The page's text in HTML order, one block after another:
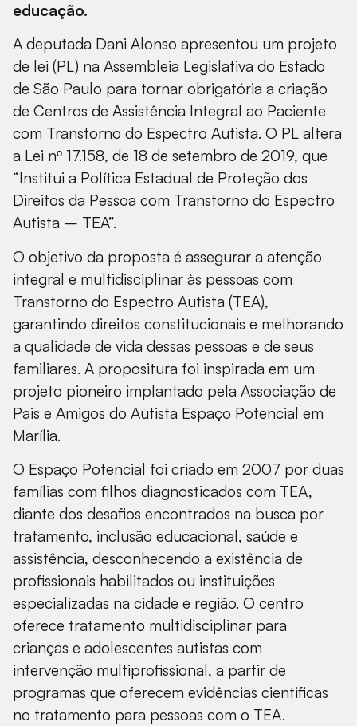
educação.
A deputada Dani Alonso apresentou um projeto
de lei (PL) na Assembleia Legislativa do Estado
de São Paulo para tornar obrigatória a criação
de Centros de Assistência Integral ao Paciente
com Transtorno do Espectro Autista. O PL altera
a Lei nº 17.158, de 18 de setembro de 2019, que
“Institui a Política Estadual de Proteção dos
Direitos da Pessoa com Transtorno do Espectro
Autista – TEA”.
O objetivo da proposta é assegurar a atenção
integral e multidisciplinar às pessoas com
Transtorno do Espectro Autista (TEA),
garantindo direitos constitucionais e melhorando
a qualidade de vida dessas pessoas e de seus
familiares. A propositura foi inspirada em um
projeto pioneiro implantado pela Associação de
Pais e Amigos do Autista Espaço Potencial em
Marília.
O Espaço Potencial foi criado em 2007 por duas
famílias com filhos diagnosticados com TEA,
diante dos desafios encontrados na busca por
tratamento, inclusão educacional, saúde e
assistência, desconhecendo a existência de
profissionais habilitados ou instituições
especializadas na cidade e região. O centro
oferece tratamento multidisciplinar para
crianças e adolescentes autistas com
intervenção multiprofissional, a partir de
programas que oferecem evidências cientificas
no tratamento para pessoas com o TEA.